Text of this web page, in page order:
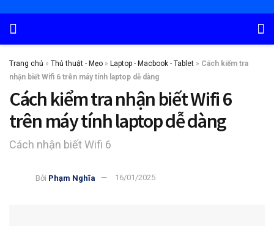
Trang chủ » Thủ thuật - Mẹo » Laptop - Macbook - Tablet » Cách kiểm tra
nhận biết Wifi 6 trên máy tính laptop dễ dàng
Cách kiểm tra nhận biết Wifi 6
trên máy tính laptop dễ dàng
Cách nhận biết Wifi 6
Bởi Phạm Nghĩa 16/01/2025